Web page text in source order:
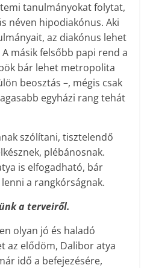
tanulmányokat folytat,
néven hipodiakónus. Aki
az diakónus lehet
másik felsőbb papi rend a
bár lehet metropolita
beosztás –, mégis csak
egyházi rang tehát
szólítani, tisztelendő
plébánosnak.
is elfogadható, bár
a rangkórságnak.
a terveiről.
olyan jó és haladó
az elődöm, Dalibor atya
idő a befejezésére,